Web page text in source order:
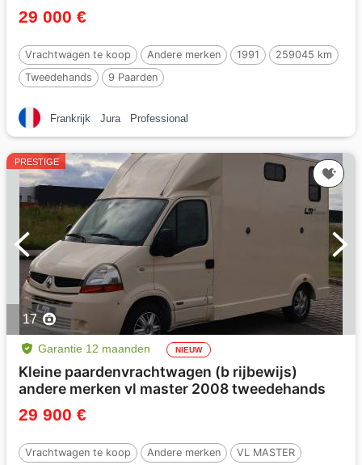
29 000 €
Vrachtwagen te koop Andere merken 1991
259045 km
Tweedehands
9 Paarden
Frankrijk Jura Professional
PRESTIGE
17
Garantie 12 maanden NIEUW
Kleine paardenvrachtwagen (b rijbewijs)
andere merken vl master 2008 tweedehands
29 900 €
Vrachtwagen te koop Andere merken
VL MASTER